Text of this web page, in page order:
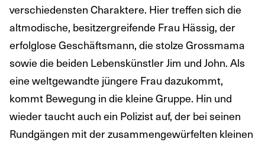
verschiedensten Charaktere. Hier treffen sich die
altmodische, besitzergreifende Frau Hässig, der
erfolglose Geschäftsmann, die stolze Grossmama
sowie die beiden Lebenskünstler Jim und John. Als
eine weltgewandte jüngere Frau dazukommt,
kommt Bewegung in die kleine Gruppe. Hin und
wieder taucht auch ein Polizist auf, der bei seinen
Rundgängen mit der zusammengewürfelten kleinen